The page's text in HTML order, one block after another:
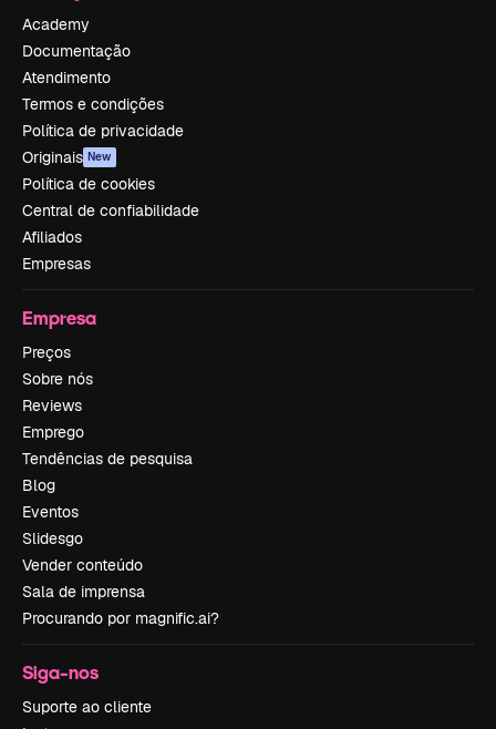
Academy
Documentação
Atendimento
Termos e condições
Política de privacidade
Originais New
Política de cookies
Central de confiabilidade
Afiliados
Empresas
Empresa
Preços
Sobre nós
Reviews
Emprego
Tendências de pesquisa
Blog
Eventos
Slidesgo
Vender conteúdo
Sala de imprensa
Procurando por magnific.ai?
Siga-nos
Suporte ao cliente